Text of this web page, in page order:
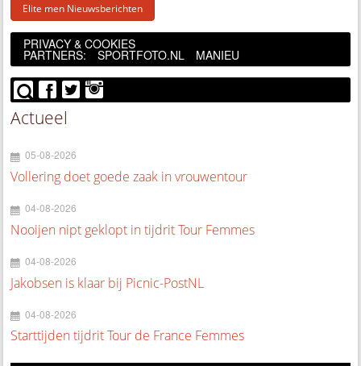
Elite men Nieuwsberichten
PRIVACY & COOKIES
PARTNERS: SPORTFOTO.NL MANIEU
Actueel
05-08-2026
Vollering doet goede zaak in vrouwentour
04-08-2026
Nooijen nipt geklopt in tijdrit Tour Femmes
04-08-2026
Jakobsen is klaar bij Picnic-PostNL
04-08-2026
Starttijden tijdrit Tour de France Femmes